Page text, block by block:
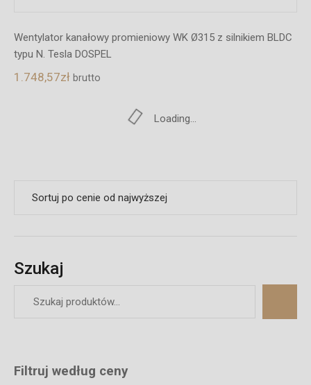
Szukaj
Filtruj według ceny
Wentylator kanałowy promieniowy WK Ø315 z silnikiem BLDC
typu N. Tesla DOSPEL
1.748,57zł brutto
Loading...